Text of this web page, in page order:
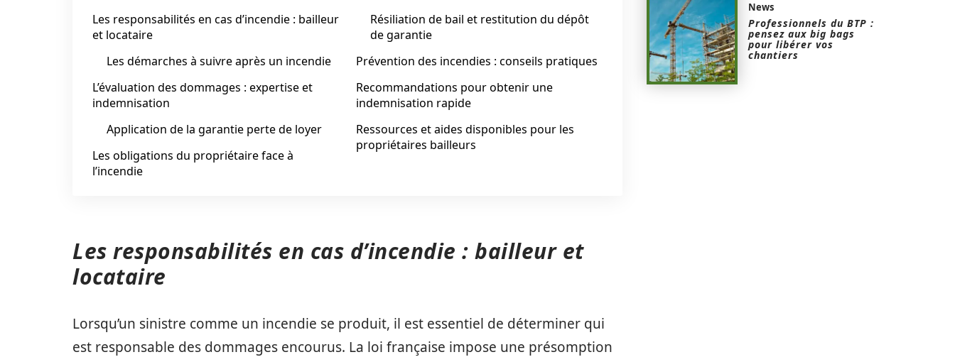
Les responsabilités en cas d’incendie : bailleur
et locataire
Les démarches à suivre après un incendie
L’évaluation des dommages : expertise et
indemnisation
Application de la garantie perte de loyer
Les obligations du propriétaire face à
l’incendie
Résiliation de bail et restitution du dépôt
de garantie
Prévention des incendies : conseils pratiques
Recommandations pour obtenir une
indemnisation rapide
Ressources et aides disponibles pour les
propriétaires bailleurs
Les responsabilités en cas d’incendie : bailleur et
locataire
Lorsqu’un sinistre comme un incendie se produit, il est essentiel de déterminer qui
est responsable des dommages encourus. La loi française impose une présomption
News
Professionnels du BTP :
pensez aux big bags
pour libérer vos
chantiers